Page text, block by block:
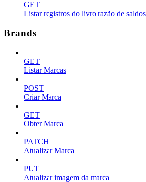
GET
Listar registros do livro razão de saldos
Brands
GET
Listar Marcas
POST
Criar Marca
GET
Obter Marca
PATCH
Atualizar Marca
PUT
Atualizar imagem da marca